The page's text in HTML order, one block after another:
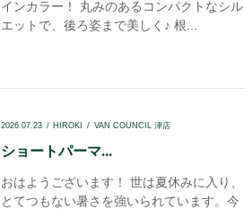
インカラー！ 丸みのあるコンパクトなシル
エットで、後ろ姿まで美しく♪ 根...
2026.07.23 HIROKI VAN COUNCIL 津店
ショートパーマ...
おはようございます！ 世は夏休みに入り、
とてつもない暑さを強いられています。今